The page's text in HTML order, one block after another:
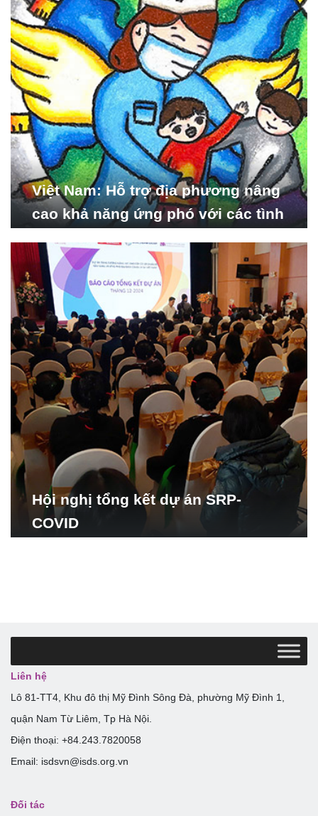
Việt Nam: Hỗ trợ địa phương nâng
cao khả năng ứng phó với các tình
Hội nghị tổng kết dự án SRP-
COVID
Liên hệ
Lô 81-TT4, Khu đô thị Mỹ Đình Sông Đà, phường Mỹ Đình 1,
quận Nam Từ Liêm, Tp Hà Nội.
Điện thoại: +84.243.7820058
Email: isdsvn@isds.org.vn
Đối tác